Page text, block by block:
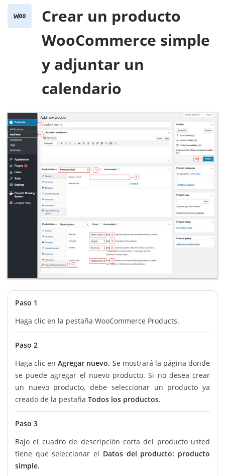
Crear un producto
WooCommerce simple
y adjuntar un
calendario
Paso 1
Haga clic en la pestaña WooCommerce Products.
Paso 2
Haga clic enAgregar nuevo. Se mostrará la página donde
se puede agregar el nuevo producto. Si no desea crear
un nuevo producto, debe seleccionar un producto ya
creado de la pestaña Todos los productos.
Paso 3
Bajo el cuadro de descripción corta del producto usted
tiene que seleccionar el Datos del producto: producto
simple.